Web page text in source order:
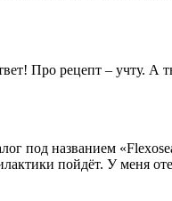
Про рецепт – учту. А
под названием
пойдёт. У меня